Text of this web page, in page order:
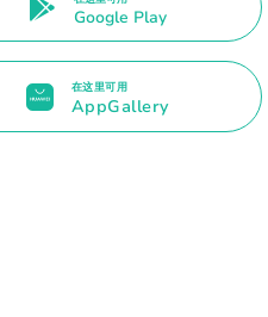
Google Play
在这里可用
AppGallery